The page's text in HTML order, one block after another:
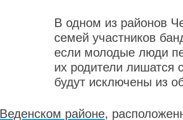
В одном из районов
семей участников
если молодые люди
их родители лишатся
будут исключены из
Веденском районе,